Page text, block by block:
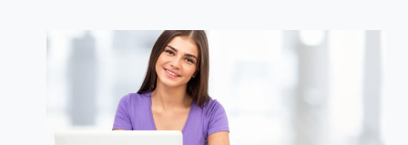
HÁBITO
ESTUDAR